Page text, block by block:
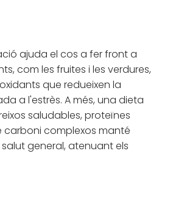
ajuda el cos a fer front a
com les fruites i les verdures,
que redueixen la
a l'estrès. A més, una dieta
saludables, proteïnes
carboni complexos manté
general, atenuant els